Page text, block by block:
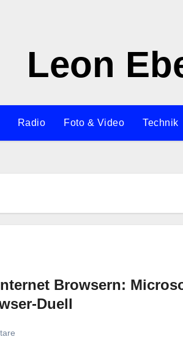
Leon
Radio Foto & Video Technik
Browsern:
Duell